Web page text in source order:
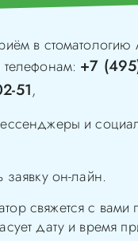
в стоматологию
+7
51,
и
заявку он-лайн.
свяжется с вами
дату и время